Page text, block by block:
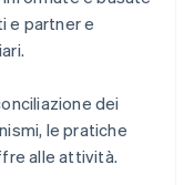
e partner e
dei
le pratiche
alle attività.